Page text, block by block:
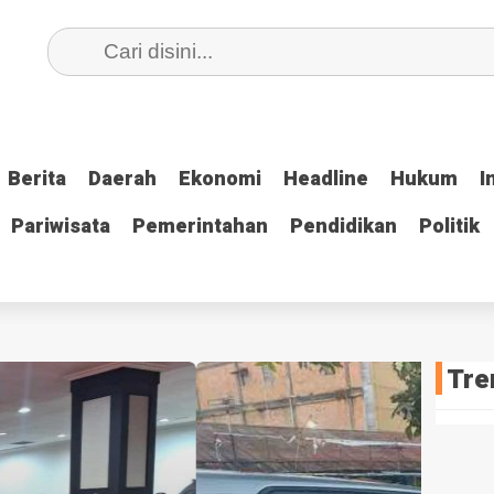
Berita Daerah Ekonomi Headline Hukum
Pariwisata
Pemerintahan Pendidikan Politik
Berita Daerah Ekonomi Headline Hukum
Pariwisata
Pemerintahan Pendidikan Politik